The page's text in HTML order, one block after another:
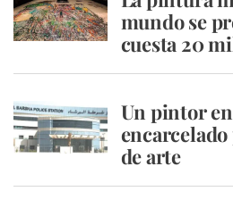
mundo se
cuesta 20
Un pintor
de arte